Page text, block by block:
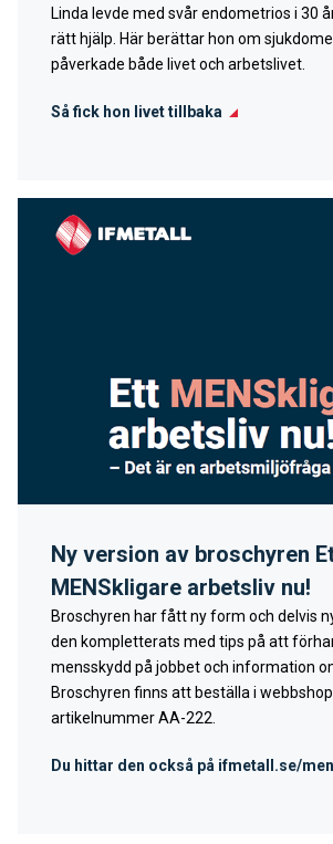
Linda levde med svår endometrios i 30
rätt hjälp. Här berättar hon om
påverkade både livet och arbetslivet.
Så fick hon livet tillbaka
Ny version av broschyren
MENSkligare arbetsliv nu!
Broschyren har fått ny form och delvis
den kompletterats med tips på att
mensskydd på jobbet och information
Broschyren finns att beställa i
artikelnummer AA-222.
Du hittar den också på ifmetall.se/